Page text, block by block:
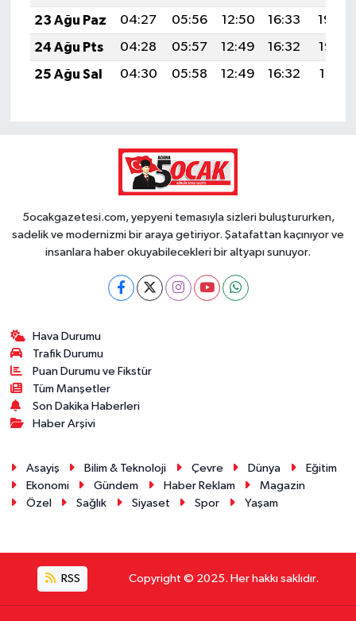
23 Ağu Paz 04:27 05:56 12:50 16:33
19:34
24 Ağu Pts
04:28 05:57 12:49 16:32
19:32
25 Ağu Sal
04:30 05:58 12:49 16:32 19:31
5ocakgazetesi.com, yepyeni temasıyla sizleri buluştururken,
sadelik ve modernizmi bir araya getiriyor. Şatafattan kaçınıyor ve
insanlara haber okuyabilecekleri bir altyapı sunuyor.
Hava Durumu
Trafik Durumu
Puan Durumu ve Fikstür
Tüm Manşetler
Son Dakika Haberleri
Haber Arşivi
Asayiş Bilim & Teknoloji Çevre Dünya
Eğitim
Ekonomi
Gündem Haber Reklam
Magazin
Özel
Sağlık Siyaset Spor Yaşam
RSS Copyright © 2025. Her hakkı saklıdır.